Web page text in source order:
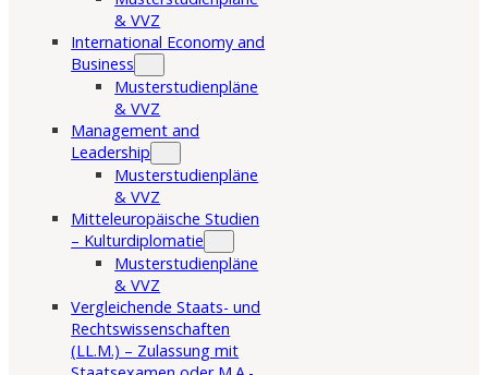
& VVZ
International Economy and
Business
Musterstudienpläne
& VVZ
Management and
Leadership
Musterstudienpläne
& VVZ
Mitteleuropäische Studien
– Kulturdiplomatie
Musterstudienpläne
& VVZ
Vergleichende Staats- und
Rechtswissenschaften
(LL.M.) – Zulassung mit